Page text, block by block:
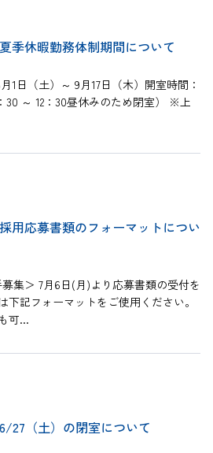
季休暇勤務体制期間について
1日（土）～ 9月17日（木）開室時間：
30 ～ 12：30昼休みのため閉室） ※上
用応募書類のフォーマットについ
集＞ 7月6日(月)より応募書類の受付を
下記フォーマットをご使用ください。
可...
27（土）の閉室について